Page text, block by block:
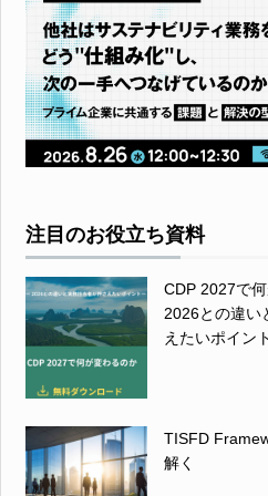
注目のお役立ち資料
CDP 2027で
2026との違い
えたいポイン
TISFD
解く